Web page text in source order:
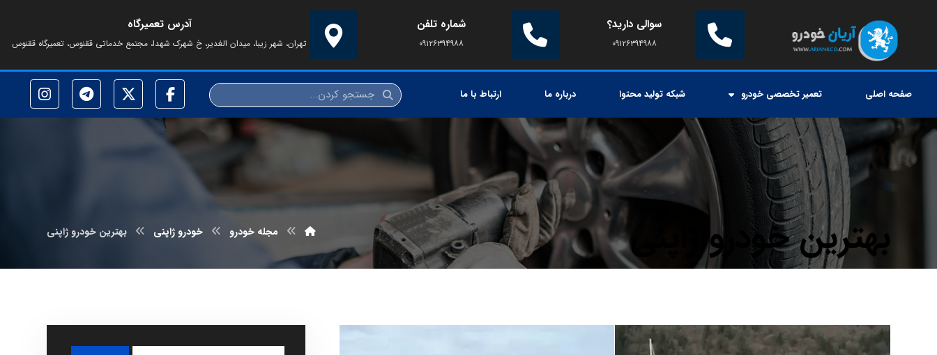
سوالی دارید؟
۰۹۱۲۶۳۹۴۹۸۸
شماره تلفن
۰۹۱۲۶۳۹۴۹۸۸
آدرس تعمیرگاه
تهران، شهر زیبا، میدان الغدیر، خ شهرک شهدا، مجتمع خدماتی ققنوس، تعمیرگاه ققنوس
صفحه اصلی تعمیر تخصصی خودرو شبکه تولید محتوا درباره ما ارتباط با ما
بهترین خودرو ژاپنی مجله خودرو خودرو ژاپنی بهترین خودرو ژاپنی